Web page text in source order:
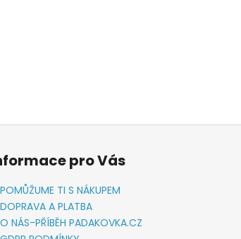
pro Vás
POMŮŽUME TI S NÁKUPEM
DOPRAVA A PLATBA
O NÁS-PŘÍBĚH PADAKOVKA.CZ